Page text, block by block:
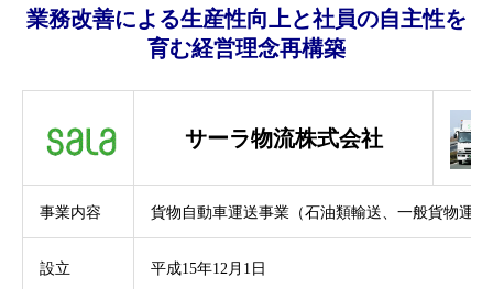
業務改善による生産性向上と社員の自主性を
育む経営理念再構築
サーラ物流株式会社
事業内容 貨物自動車運送事業（石油類輸送、一般貨物運送
設立 平成15年12月1日